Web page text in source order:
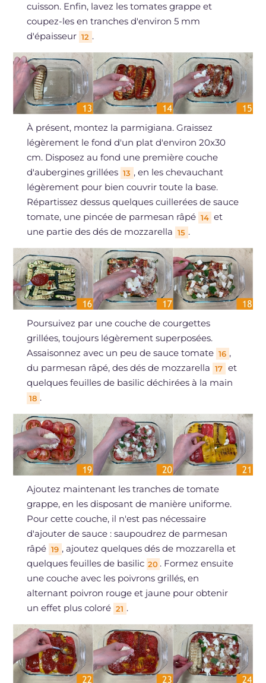
cuisson. Enfin, lavez les tomates grappe et
coupez-les en tranches d'environ 5 mm
d'épaisseur 12 .
À présent, montez la parmigiana. Graissez
légèrement le fond d'un plat d'environ 20x30
cm. Disposez au fond une première couche
d'aubergines grillées 13 , en les chevauchant
légèrement pour bien couvrir toute la base.
Répartissez dessus quelques cuillerées de sauce
tomate, une pincée de parmesan râpé 14 et
une partie des dés de mozzarella 15 .
Poursuivez par une couche de courgettes
grillées, toujours légèrement superposées.
Assaisonnez avec un peu de sauce tomate 16 ,
du parmesan râpé, des dés de mozzarella 17 et
quelques feuilles de basilic déchirées à la main
18 .
Ajoutez maintenant les tranches de tomate
grappe, en les disposant de manière uniforme.
Pour cette couche, il n'est pas nécessaire
d'ajouter de sauce : saupoudrez de parmesan
râpé 19 , ajoutez quelques dés de mozzarella et
quelques feuilles de basilic 20 . Formez ensuite
une couche avec les poivrons grillés, en
alternant poivron rouge et jaune pour obtenir
un effet plus coloré 21 .